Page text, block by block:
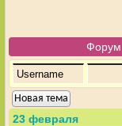
Форум
Новая тема
23 февраля